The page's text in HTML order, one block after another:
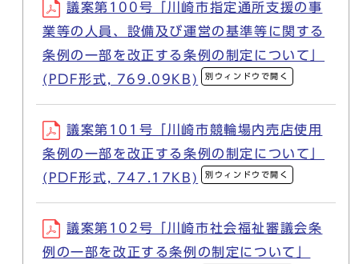
議案第100号「川崎市指定通所支援の事
業等の人員、設備及び運営の基準等に関する
条例の一部を改正する条例の制定について」
(PDF形式, 769.09KB)
別ウィンドウで開く
議案第101号「川崎市競輪場内売店使用
条例の一部を改正する条例の制定について」
(PDF形式, 747.17KB)
別ウィンドウで開く
議案第102号「川崎市社会福祉審議会条
例の一部を改正する条例の制定について」